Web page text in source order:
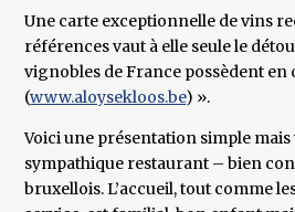
Une carte exceptionnelle de vins
références vaut à elle seule le
vignobles de France possèdent en
(www.aloysekloos.be) ».
Voici une présentation simple mais
sympathique restaurant – bien
bruxellois. L’accueil, tout comme